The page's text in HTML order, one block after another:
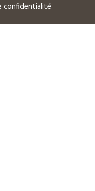
confidentialité